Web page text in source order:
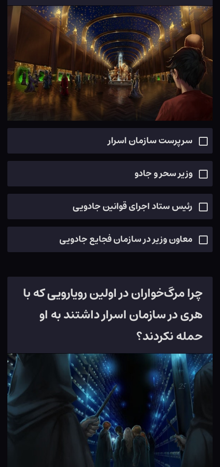
سرپرست سازمان اسرار
وزیر سحر و جادو
رئیس ستاد اجرای قوانین جادویی
معاون وزیر در سازمان فجایع جادویی
چرا مرگ‌خواران در اولین رویارویی که با
هری در سازمان اسرار داشتند به او
حمله نکردند؟